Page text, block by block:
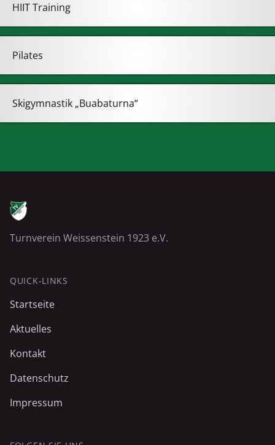
HIIT Training
Pilates
Skigymnastik „Buabaturna“
Turnverein Weissenstein 1923 e.V.
QUICK-LINKS
Startseite
Aktuelles
Kontakt
Datenschutz
Impressum